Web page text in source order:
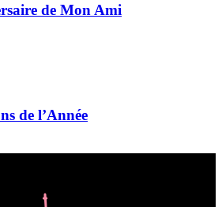
de Mon Ami
de l’Année